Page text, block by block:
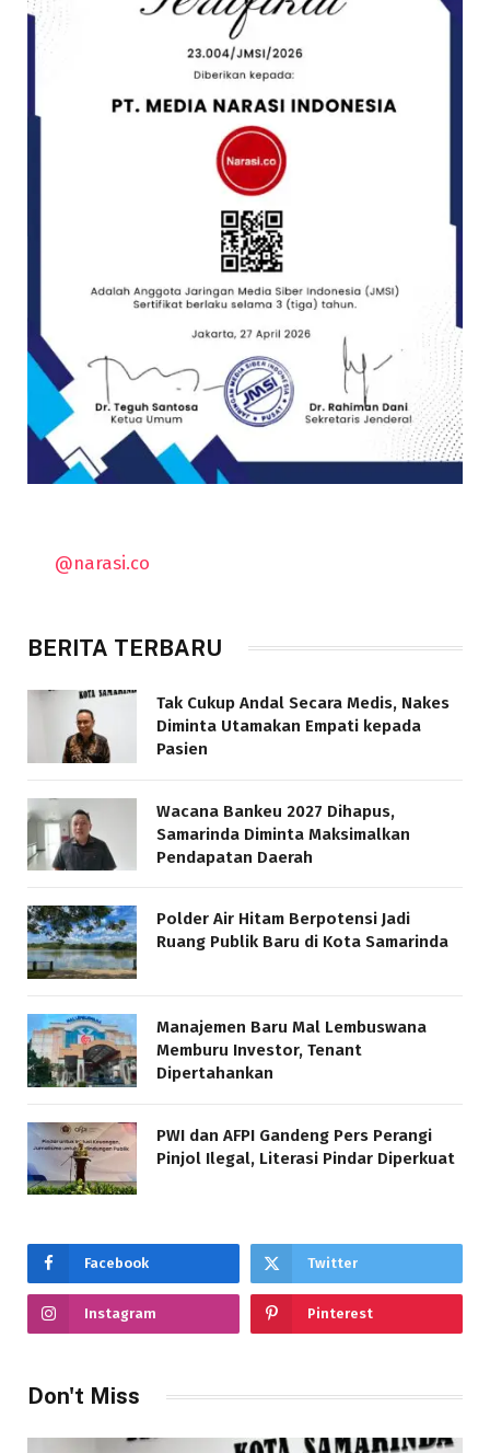
@narasi.co
BERITA TERBARU
Tak Cukup Andal Secara Medis, Nakes
Diminta Utamakan Empati kepada
Pasien
Wacana Bankeu 2027 Dihapus,
Samarinda Diminta Maksimalkan
Pendapatan Daerah
Polder Air Hitam Berpotensi Jadi
Ruang Publik Baru di Kota Samarinda
Manajemen Baru Mal Lembuswana
Memburu Investor, Tenant
Dipertahankan
PWI dan AFPI Gandeng Pers Perangi
Pinjol Ilegal, Literasi Pindar Diperkuat
Facebook Twitter
Instagram Pinterest
Don't Miss